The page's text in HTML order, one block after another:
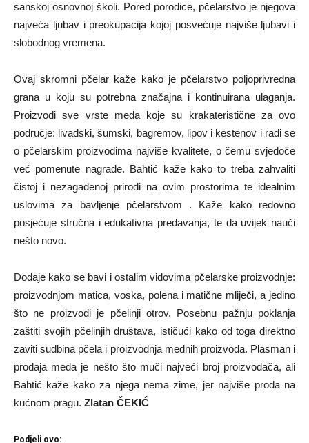
sanskoj osnovnoj školi. Pored porodice, pčelarstvo je njegova
najveća ljubav i preokupacija kojoj posvećuje najviše ljubavi i
slobodnog vremena.
Ovaj skromni pčelar kaže kako je pčelarstvo poljoprivredna
grana u koju su potrebna značajna i kontinuirana ulaganja.
Proizvodi sve vrste meda koje su krakateristične za ovo
područje: livadski, šumski, bagremov, lipov i kestenov i radi se
o pčelarskim proizvodima najviše kvalitete, o čemu svjedoče
već pomenute nagrade. Bahtić kaže kako to treba zahvaliti
čistoj i nezagađenoj prirodi na ovim prostorima te idealnim
uslovima za bavljenje pčelarstvom . Kaže kako redovno
posjećuje stručna i edukativna predavanja, te da uvijek nauči
nešto novo.
Dodaje kako se bavi i ostalim vidovima pčelarske proizvodnje:
proizvodnjom matica, voska, polena i matične mliječi, a jedino
što ne proizvodi je pčelinji otrov. Posebnu pažnju poklanja
zaštiti svojih pčelinjih društava, ističući kako od toga direktno
zaviti sudbina pčela i proizvodnja mednih proizvoda. Plasman i
prodaja meda je nešto što muči najveći broj proizvođača, ali
Bahtić kaže kako za njega nema zime, jer najviše proda na
kućnom pragu. Zlatan ČEKIĆ
Podjeli ovo: